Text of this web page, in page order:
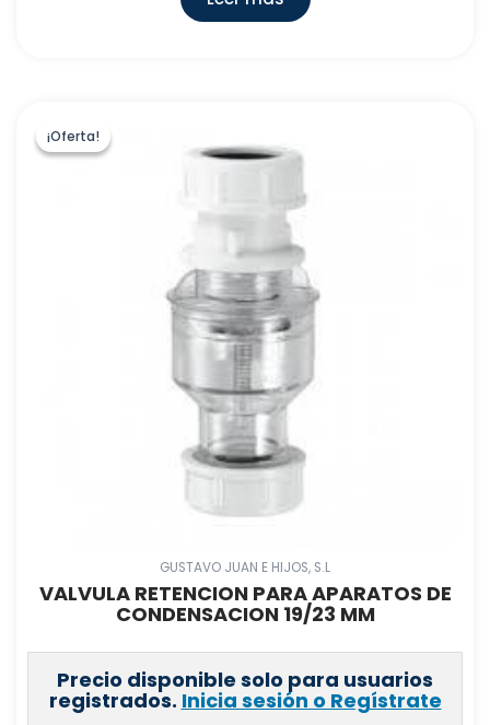
¡Oferta!
¡Oferta!
GUSTAVO JUAN E HIJOS, S.L
VALVULA RETENCION PARA APARATOS DE
CONDENSACION 19/23 MM
Precio disponible solo para usuarios
registrados. Inicia sesión o Regístrate